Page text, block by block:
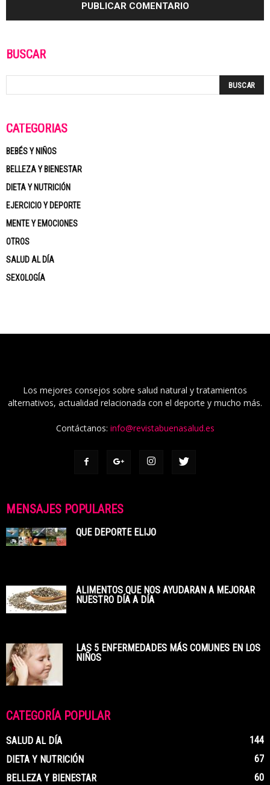
BUSCAR
CATEGORÍAS
BEBÉS Y NIÑOS
BELLEZA Y BIENESTAR
DIETA Y NUTRICIÓN
EJERCICIO Y DEPORTE
MENTE Y EMOCIONES
OTROS
SALUD AL DÍA
SEXOLOGÍA
Los mejores consejos sobre salud natural y tratamientos
alternativos, actualidad relacionada con el deporte y mucho más.
Contáctanos: info@revistabuenasalud.es
MENSAJES POPULARES
QUE DEPORTE ELIJO
ALIMENTOS QUE NOS AYUDARAN A MEJORAR
NUESTRO DÍA A DÍA
LAS 5 ENFERMEDADES MÁS COMUNES EN LOS
NIÑOS
CATEGORÍA POPULAR
SALUD AL DÍA
144
DIETA Y NUTRICIÓN
67
BELLEZA Y BIENESTAR
60